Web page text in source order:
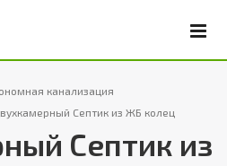
канализация
Септик из ЖБ колец
Септик из